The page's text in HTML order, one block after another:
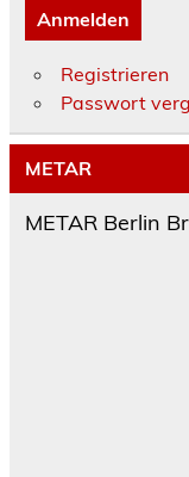
Anmelden
Registrieren
Passwort
METAR
METAR Berlin